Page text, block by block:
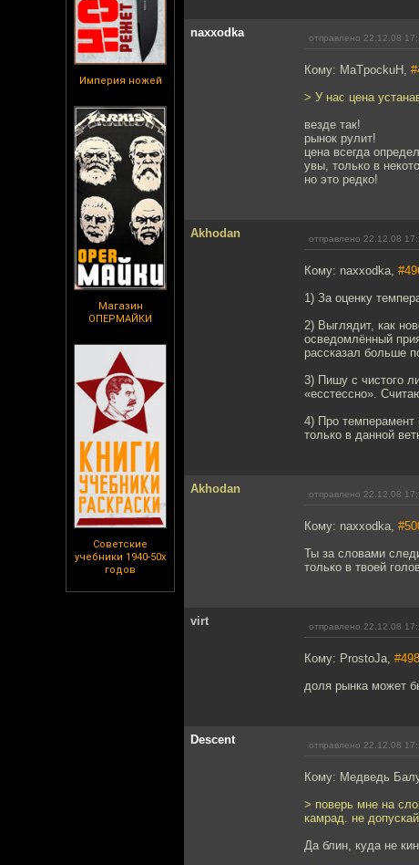
Империя ножей
Магазин
ОПЕРМАЙКИ
Советские
учебники 1940-50х
годов
naxxodka отправлено 22.12.08
Кому: MaTpockuH,
> У нас цена
везде так!
рынок рулит!
цена всегда
увы, только в
но это редко!
Akhodan отправлено 22.12.08
Кому: naxxodka,
1) За оценку
2) Выглядит, как
осведомлённый
рассказал больше
3) Пишу с чистого
«есстессно».
4) Про темперамент
только в данной
Akhodan отправлено 22.12.08
Кому: naxxodka,
Ты за словами
только в твоей
virt отправлено 22.12.08
Кому: ProstoJa, #498
доля рынка может
Descent отправлено 22.12.08
Кому: Медведь
> поверь мне на
камрад. не
Да блин, куда не